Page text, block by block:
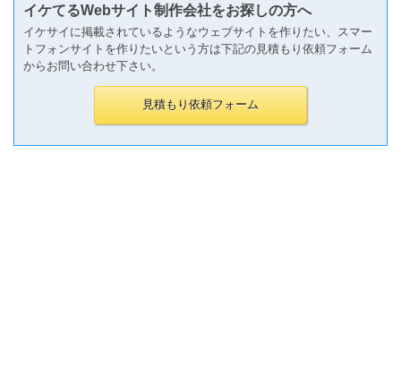
イケてるWebサイト制作会社をお探しの方へ
イケサイに掲載されているようなウェブサイトを作りたい、スマー
トフォンサイトを作りたいという方は下記の見積もり依頼フォーム
からお問い合わせ下さい。